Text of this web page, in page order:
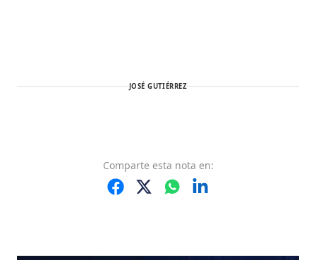
JOSÉ GUTIÉRREZ
Comparte esta nota en: